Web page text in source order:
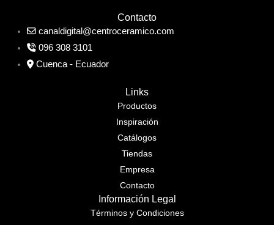
Contacto
canaldigital@centroceramico.com
096 308 3101
Cuenca - Ecuador
Links
Productos
Inspiración
Catálogos
Tiendas
Empresa
Contacto
Información Legal
Términos y Condiciones